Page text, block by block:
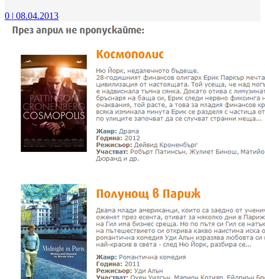
0 | 08.04.2013